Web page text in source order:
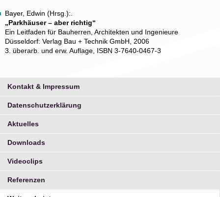
Bayer, Edwin (Hrsg.):.
„Parkhäuser – aber richtig“
Ein Leitfaden für Bauherren, Architekten und Ingenieure
Düsseldorf: Verlag Bau + Technik GmbH, 2006
3. überarb. und erw. Auflage, ISBN 3-7640-0467-3
Kontakt & Impressum
Datenschutzerklärung
Aktuelles
Downloads
Videoclips
Referenzen